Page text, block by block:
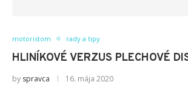
motoristom rady a tipy
HLINÍKOVÉ VERZUS PLECHOVÉ
by spravca 16. mája 2020